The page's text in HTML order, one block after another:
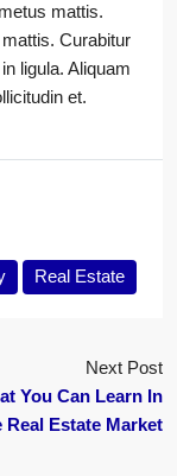
mattis.
Curabitur
ligula. Aliquam
et.
Real Estate
Next Post
You Can Learn In
Real Estate Market